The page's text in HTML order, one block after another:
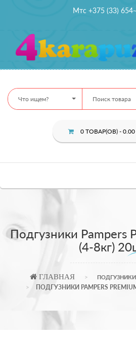
Мтс +375 (33)
Что ищем?
0 ТОВАР(ОВ) - 0.00
Подгузники Pampers
(4-8кг)
ГЛАВНАЯ ПОДГУЗНИКИ
ПОДГУЗНИКИ PAMPERS